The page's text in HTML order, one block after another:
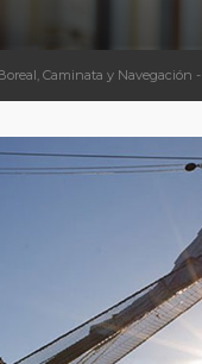
Caminata y Navegación